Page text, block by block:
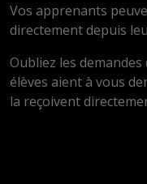
Vos apprenants
directement depuis
Oubliez les
élèves aient à vous
la reçoivent